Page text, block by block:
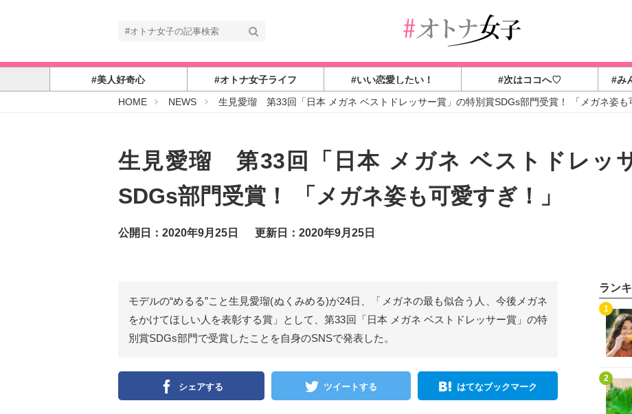
#美人好奇心 #オトナ女子ライフ #いい恋愛したい！ #次はココへ♡ #み
HOME#
子
NEWS 生見愛瑠 第33回「日本 メガネ ベストドレッサー賞」の特別賞SDGs部門受賞！ 「メガネ姿も
生見愛瑠 第33回「日本 メガネ ベストドレッ
SDGs部門受賞！ 「メガネ姿も可愛すぎ！」
公開日：2020年9月25日 更新日：2020年9月25日
モデルの“めるる”こと生見愛瑠(ぬくみめる)が24日、「メガネの最も似合う人、今後メガネ
をかけてほしい人を表彰する賞」として、第33回「日本 メガネ ベストドレッサー賞」の特
別賞SDGs部門で受賞したことを自身のSNSで発表した。
シェアする ツイートする はてなブックマーク
ラン
1
2